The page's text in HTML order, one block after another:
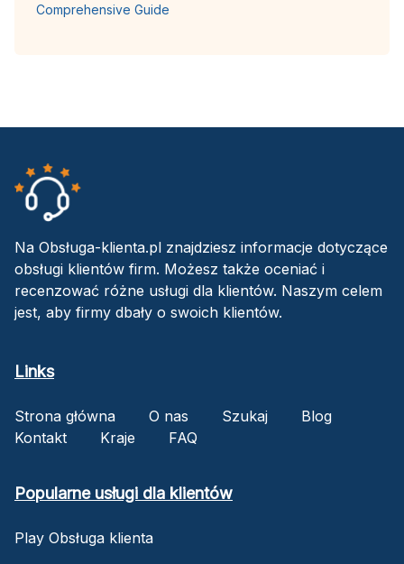
Comprehensive Guide
Na Obsługa-klienta.pl znajdziesz informacje dotyczące
obsługi klientów firm. Możesz także oceniać i
recenzować różne usługi dla klientów. Naszym celem
jest, aby firmy dbały o swoich klientów.
Links
Strona główna O nas Szukaj
Blog
Kontakt
Kraje FAQ
Popularne usługi dla klientów
Play Obsługa klienta